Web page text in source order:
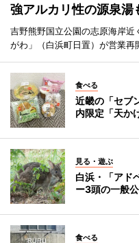
強アルカリ性の源泉湯
吉野熊野国立公園の志原海岸近
がわ」（白浜町日置）が営業再
食べる
近畿の「セブ
内限定「天か
見る・遊ぶ
白浜・「アド
ー3頭の一般
食べる